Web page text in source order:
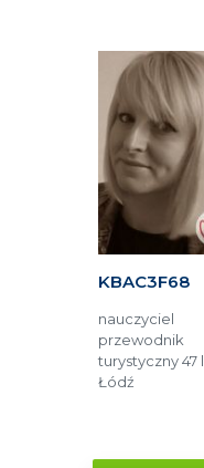
KBAC3F68
nauczyciel
przewodnik
turystyczny 47
Łódź